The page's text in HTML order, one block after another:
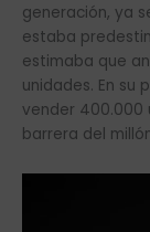
generación, ya
estaba
estimaba que
unidades. En su
vender 400.000
barrera del